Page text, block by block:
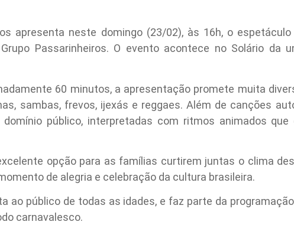
apresenta neste domingo (23/02), às 16h, o
Grupo Passarinheiros. O evento acontece no Solário da
60 minutos, a apresentação promete muita
sambas, frevos, ijexás e reggaes. Além de canções
público, interpretadas com ritmos animados
opção para as famílias curtirem juntas o clima
de alegria e celebração da cultura brasileira.
ao público de todas as idades, e faz parte da
carnavalesco.